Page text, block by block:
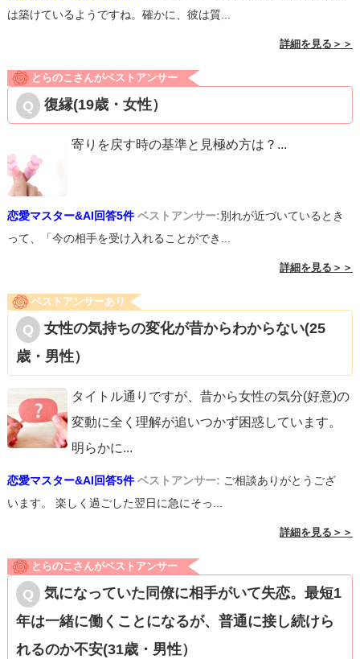
は築けているようですね。確かに、彼は質...
詳細を見る＞＞
とらのこさんがベストアンサー
復縁(19歳・女性）
寄りを戻す時の基準と見極め方は？ ...
恋愛マスター&AI回答5件 ベストアンサー:別れが近づいているとき
って、「今の相手を受け入れることができ...
詳細を見る＞＞
ベストアンサーあり
女性の気持ちの変化が昔からわからない(25
歳・男性）
タイトル通りですが、昔から女性の気分(好意)の
変動に全く理解が追いつかず困惑しています。
明らかに...
恋愛マスター&AI回答5件 ベストアンサー: ご相談ありがとうござ
います。 楽しく過ごした翌日に急にそっ...
詳細を見る＞＞
とらのこさんがベストアンサー
気になっていた同僚に相手がいて失恋。最短1
年は一緒に働くことになるが、普通に接し続けら
れるのか不安(31歳・男性）